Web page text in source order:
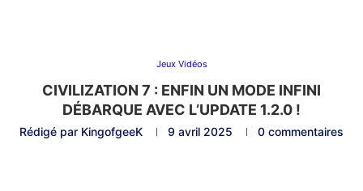
Jeux Vidéos
CIVILIZATION 7 : ENFIN UN MODE INFINI
DÉBARQUE AVEC L’UPDATE 1.2.0 !
Rédigé par KingofgeeK 9 avril 2025 0 commentaires